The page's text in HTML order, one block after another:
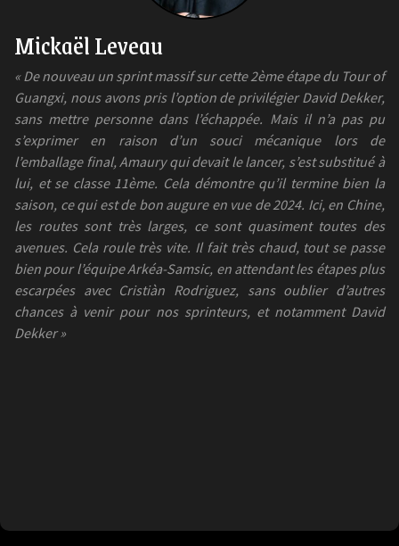
Mickaël Leveau
« De nouveau un sprint massif sur cette 2ème étape du Tour of
Guangxi, nous avons pris l’option de privilégier David Dekker,
sans mettre personne dans l’échappée. Mais il n’a pas pu
s’exprimer en raison d’un souci mécanique lors de
l’emballage final, Amaury qui devait le lancer, s’est substitué à
lui, et se classe 11ème. Cela démontre qu’il termine bien la
saison, ce qui est de bon augure en vue de 2024. Ici, en Chine,
les routes sont très larges, ce sont quasiment toutes des
avenues. Cela roule très vite. Il fait très chaud, tout se passe
bien pour l’équipe Arkéa-Samsic, en attendant les étapes plus
escarpées avec Cristiàn Rodriguez, sans oublier d’autres
chances à venir pour nos sprinteurs, et notamment David
Dekker »